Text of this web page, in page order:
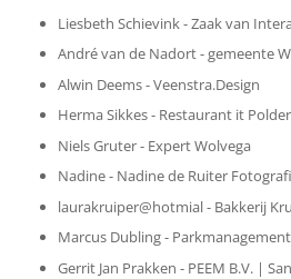
Liesbeth Schievink - Zaak van
André van de Nadort - gemeente
Alwin Deems - Veenstra.Design
Herma Sikkes - Restaurant it
Niels Gruter - Expert Wolvega
Nadine - Nadine de Ruiter
laurakruiper@hotmial - Bakkerij
Marcus Dubling - Parkmanagement
Gerrit Jan Prakken - PEEM B.V. |